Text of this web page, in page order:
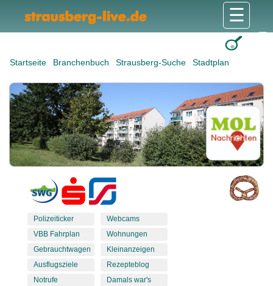
Startseite Branchenbuch Strausberg-Suche Stadtplan
☰
Polizeiticker
VBB Fahrplan
Gebrauchtwagen
Ausflugsziele
Notrufe
Webcams
Wohnungen
Kleinanzeigen
Rezepteblog
Damals war's